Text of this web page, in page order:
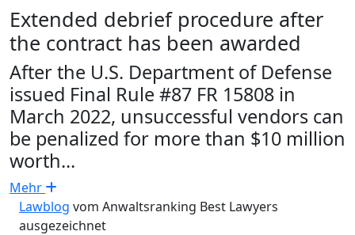
Extended debrief procedure after
the contract has been awarded
After the U.S. Department of Defense
issued Final Rule #87 FR 15808 in
March 2022, unsuccessful vendors can
be penalized for more than $10 million
worth...
Mehr
Lawblog vom Anwaltsranking Best Lawyers
ausgezeichnet